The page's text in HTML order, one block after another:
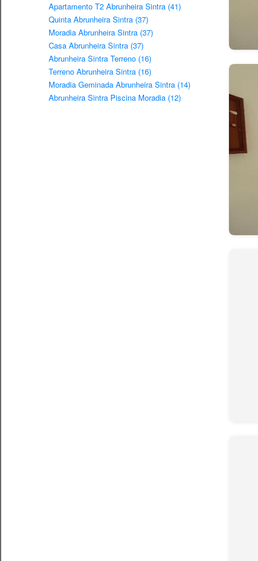
Apartamento T2 Abrunheira Sintra (41)
Quinta Abrunheira Sintra (37)
Moradia Abrunheira Sintra (37)
Casa Abrunheira Sintra (37)
Abrunheira Sintra Terreno (16)
Terreno Abrunheira Sintra (16)
Moradia Geminada Abrunheira Sintra (14)
Abrunheira Sintra Piscina Moradia (12)